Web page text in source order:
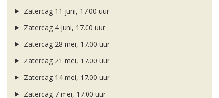
Zaterdag 11 juni, 17.00 uur
Zaterdag 4 juni, 17.00 uur
Zaterdag 28 mei, 17.00 uur
Zaterdag 21 mei, 17.00 uur
Zaterdag 14 mei, 17.00 uur
Zaterdag 7 mei, 17.00 uur